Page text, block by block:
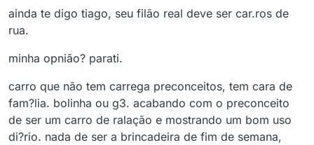
ainda te digo tiago, seu filão real deve ser car.ros de
rua.
minha opnião? parati.
carro que não tem carrega preconceitos, tem cara de
fam?lia. bolinha ou g3. acabando com o preconceito
de ser um carro de ralação e mostrando um bom uso
di?rio. nada de ser a brincadeira de fim de semana,